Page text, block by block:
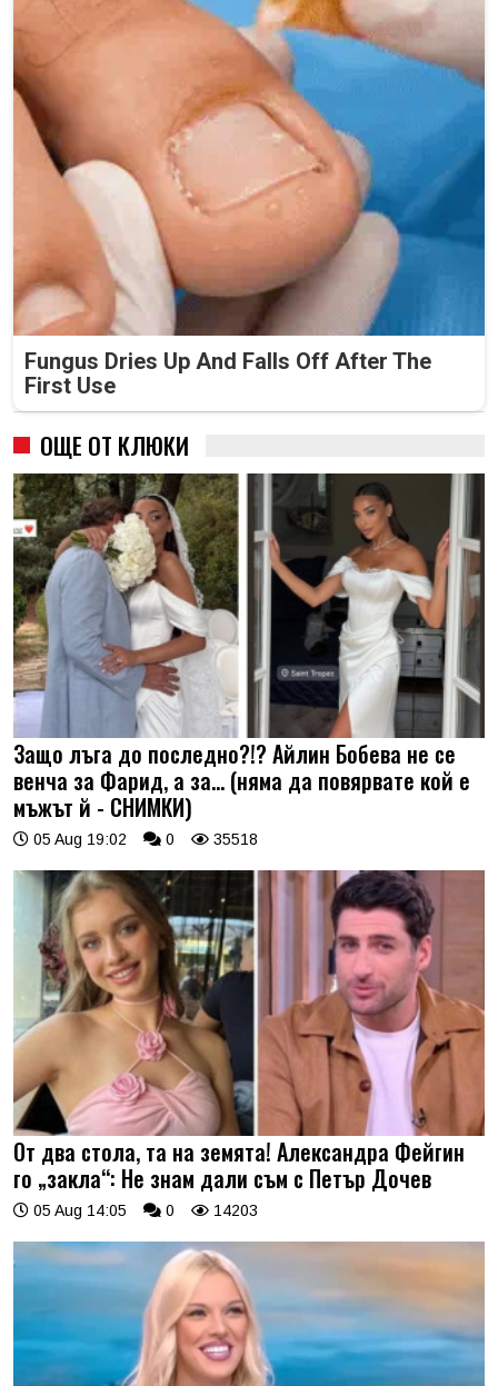
Fungus Dries Up And Falls Off After The
First Use
ОЩЕ ОТ КЛЮКИ
Защо лъга до последно?!? Айлин Бобева не се
венча за Фарид, а за... (няма да повярвате кой е
мъжът й - СНИМКИ)
05 Aug 19:02 0 35518
От два стола, та на земята! Александра Фейгин
го „закла“: Не знам дали съм с Петър Дочев
05 Aug 14:05 0 14203